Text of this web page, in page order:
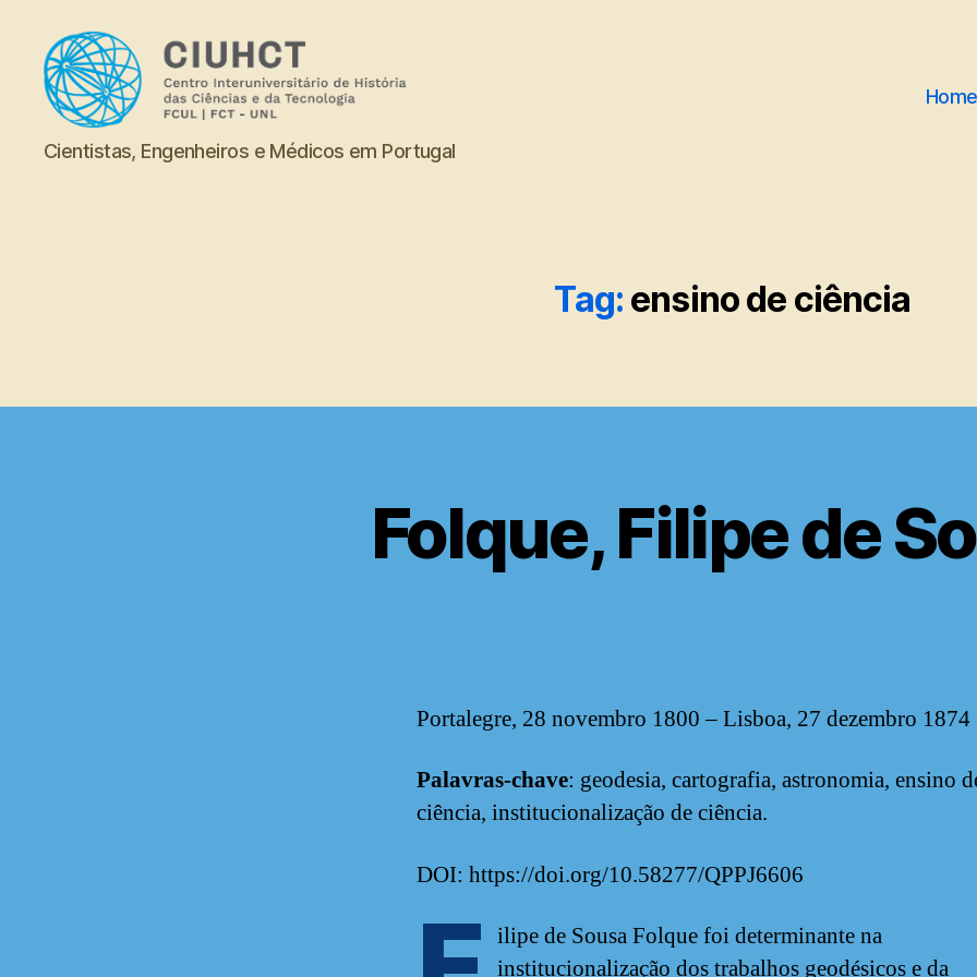
Dicionário
Cientistas, Engenheiros e Médicos em Portugal
Home
Tag: ensino de ciência
Folque, Filipe de
Portalegre, 28 novembro 1800 – Lisboa, 27 dezembro 1874
Palavras-chave: geodesia, cartografia, astronomia, ensino
ciência, institucionalização de ciência.
DOI: https://doi.org/10.58277/QPPJ6606
ilipe de Sousa Folque foi determinante na
institucionalização dos trabalhos geodésicos e da